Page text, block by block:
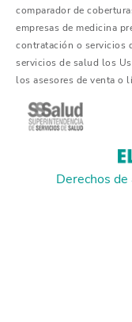
comparador de
empresas de medicina
contratación o servicios
servicios de salud los
los asesores de venta o
Derechos